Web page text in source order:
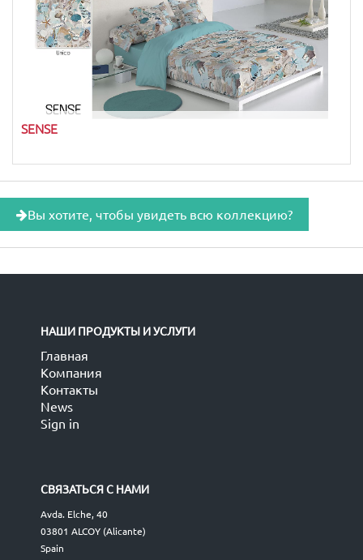
SENSE
Вы хотите, чтобы увидеть всю коллекцию?
НАШИ ПРОДУКТЫ И УСЛУГИ
Главная
Компания
Контакты
News
Sign in
СВЯЗАТЬСЯ С НАМИ
Avda. Elche, 40
03801 ALCOY (Alicante)
Spain